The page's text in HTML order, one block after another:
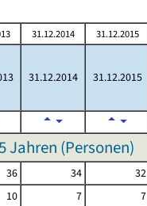
31.12.2014 31.12.2015
31.12.2014 31.12.2015
Jahren (Personen)
36 34 32
10 7 7